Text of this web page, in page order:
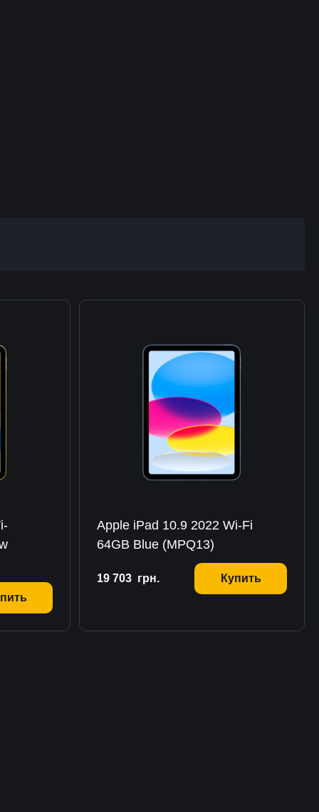
Apple iPad 10.9 2022 Wi-Fi
64GB Blue (MPQ13)
19 703 грн. Купить